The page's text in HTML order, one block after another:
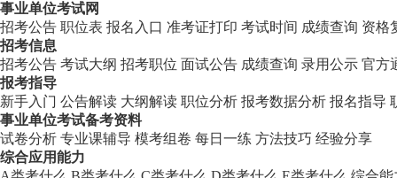
事业单位考试网
招考公告 职位表 报名入口 准考证打印 考试时间 成绩查询 资格
招考信息
招考公告 考试大纲 招考职位 面试公告 成绩查询 录用公示 官方
报考指导
新手入门 公告解读 大纲解读 职位分析 报考数据分析 报名指导
事业单位考试备考资料
试卷分析 专业课辅导 模考组卷 每日一练 方法技巧 经验分享
综合应用能力